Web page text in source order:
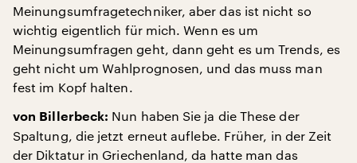
Meinungsumfragetechniker, aber das ist nicht so
wichtig eigentlich für mich. Wenn es um
Meinungsumfragen geht, dann geht es um Trends, es
geht nicht um Wahlprognosen, und das muss man
fest im Kopf halten.
von Billerbeck: Nun haben Sie ja die These der
Spaltung, die jetzt erneut auflebe. Früher, in der Zeit
der Diktatur in Griechenland, da hatte man das